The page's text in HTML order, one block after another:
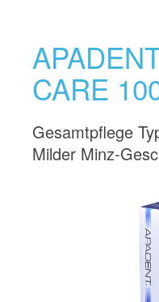
CARE
Gesamtpflege
Milder Minz-